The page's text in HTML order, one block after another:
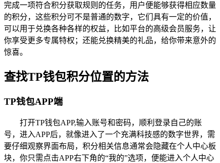
完成一项符合积分获取规则的任务，用户便能够获得相应数量
的积分，这些积分可不是普通的数字，它们具有一定的价值，
可以用于兑换各种各样的权益，比如平台的高级会员服务，让
你享受更多专属特权；还能兑换精美的礼品，给你带来意外的
惊喜。
查找TP钱包积分位置的方法
TP钱包APP端
打开TP钱包APP,输入账号和密码，顺利登录自己的账
号，进入APP后，就像进入了一个充满科技感的数字世界，需
要仔细观察界面布局，积分相关信息通常会隐藏在个人中心板
块，你只需点击APP右下角的“我的”选项，便能进入个人中心